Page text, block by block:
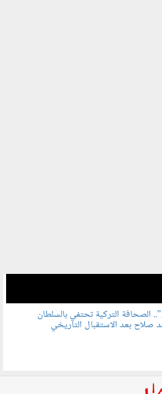
الصحافة التركية تحتفي بالسلطان
صلاح بعد الاستقبال التاريخي